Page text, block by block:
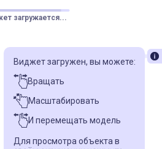
загружается...
Виджет загружен, вы можете:
Вращать
Масштабировать
И перемещать модель
Для просмотра объекта в